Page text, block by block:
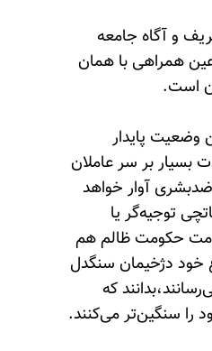
و آگاه جامعه
همراهی با همان
است.
وضعیت پایدار
بسیار بر سر عاملان
آوار خواهد
توجیه‌گر یا
حکومت ظالم هم
خود دژخیمان سنگدل
که
را سنگین‌تر می‌کنند.